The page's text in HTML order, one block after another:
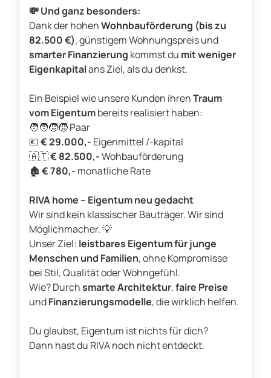
💸 Und ganz besonders:
Dank der hohenWohnbauförderung (bis zu
82.500 €), günstigem Wohnungspreis und
smarter Finanzierung kommst du mit weniger
Eigenkapitalans Ziel, als du denkst.
Ein Beispiel wie unsere Kunden ihrenTraum
vom Eigentumbereits realisiert haben:
🧑‍🧑‍🧒‍🧒 Paar
💶€ 29.000,- Eigenmittel /-kapital
🇦🇹€ 82.500,-Wohbauförderung
🏚️ € 780,- monatliche Rate
RIVA home – Eigentum neu gedacht
Wir sind kein klassischer Bauträger. Wir sind
Möglichmacher. 💡
Unser Ziel: leistbares Eigentum für junge
Menschen und Familien, ohne Kompromisse
bei Stil, Qualität oder Wohngefühl.
Wie? Durchsmarte Architektur,faire Preise
undFinanzierungsmodelle, die wirklich helfen.
Du glaubst, Eigentum ist nichts für dich?
Dann hast du RIVA noch nicht entdeckt.